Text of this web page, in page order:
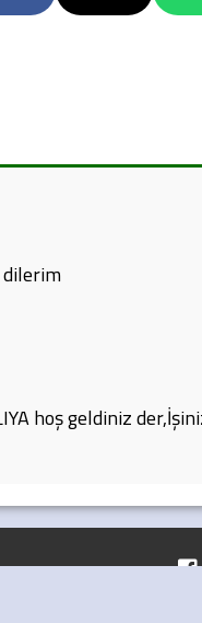
dilerim
hoş geldiniz